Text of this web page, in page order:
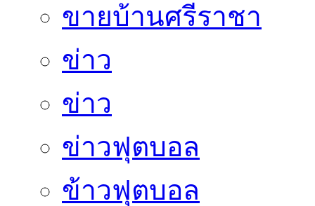
ขายบ้านศรีราชา
ข่าว
ข่าว
ข่าวฟุตบอล
ข้าวฟุตบอล